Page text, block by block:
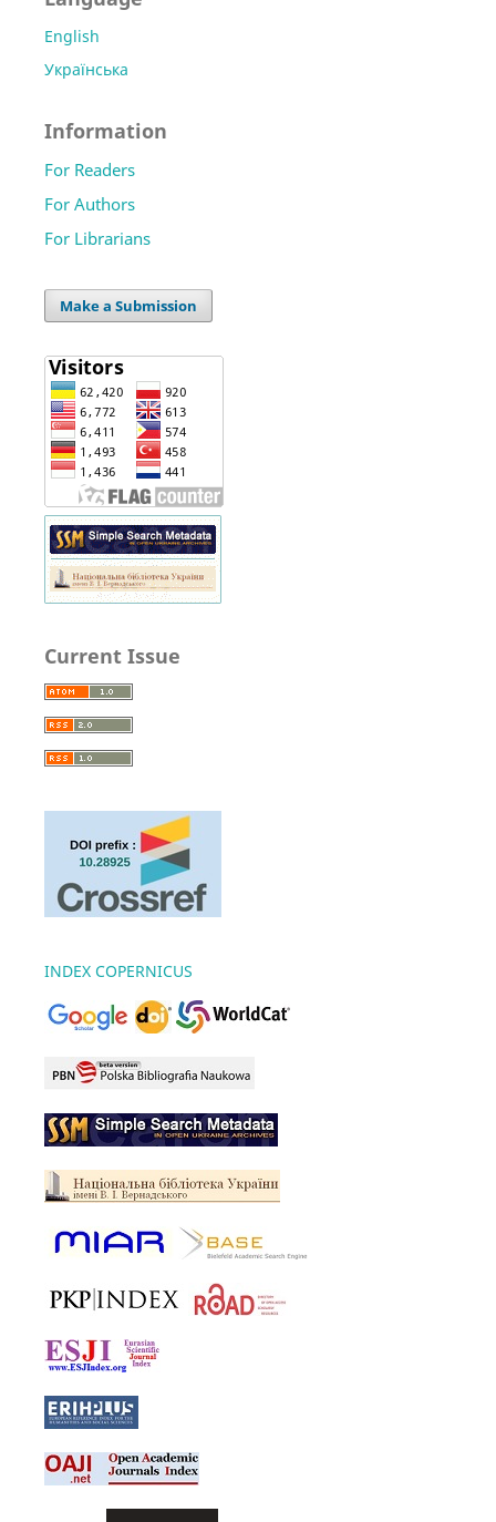
English
Українська
Information
For Readers
For Authors
For Librarians
Make a Submission
Current Issue
INDEX COPERNICUS